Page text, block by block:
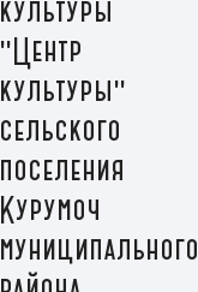
культуры
"Центр
культуры"
сельского
поселения
Курумоч
муниципального